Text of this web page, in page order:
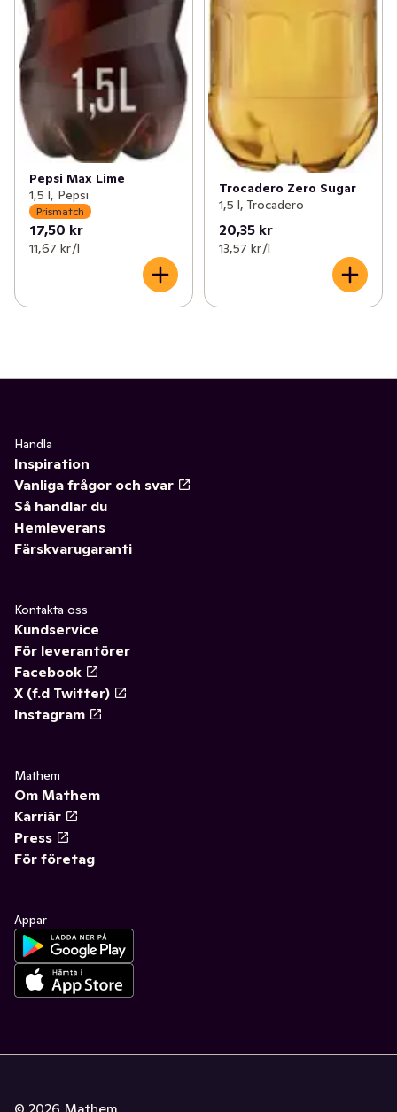
Pepsi Max Lime
1,5 l, Pepsi
Prismatch
17,50 kr
11,67 kr /l
Trocadero Zero Sugar
1,5 l, Trocadero
20,35 kr
13,57 kr /l
Handla
Inspiration
Vanliga frågor och svar
Så handlar du
Hemleverans
Färskvarugaranti
Kontakta oss
Kundservice
För leverantörer
Facebook
X (f.d Twitter)
Instagram
Mathem
Om Mathem
Karriär
Press
För företag
Appar